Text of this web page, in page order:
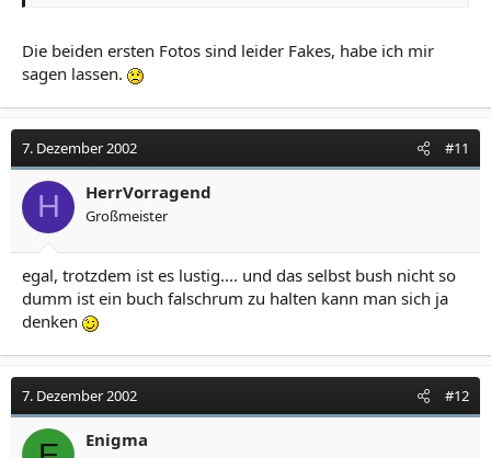
Die beiden ersten Fotos sind leider Fakes, habe ich mir
sagen lassen.
7. Dezember 2002 #11
H HerrVorragend
Großmeister
egal, trotzdem ist es lustig.... und das selbst bush nicht so
dumm ist ein buch falschrum zu halten kann man sich ja
denken
7. Dezember 2002 #12
Enigma